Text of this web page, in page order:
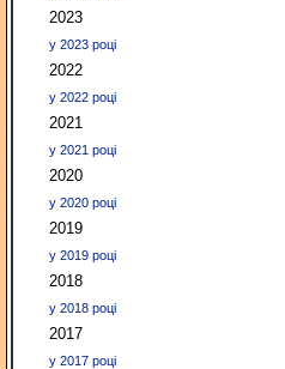
2023
у 2023 році
2022
у 2022 році
2021
у 2021 році
2020
у 2020 році
2019
у 2019 році
2018
у 2018 році
2017
у 2017 році